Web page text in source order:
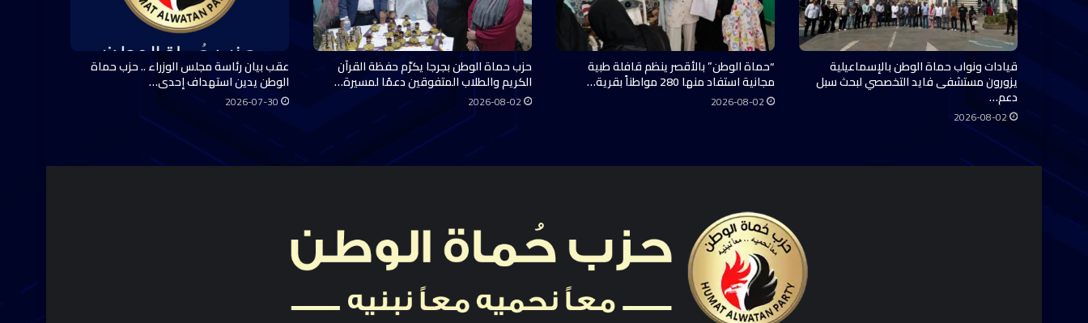
قيادات ونواب حماة الوطن بالإسماعيلية
يزورون مستشفى فايد التخصصي لبحث سبل
دعم…
2026-08-02
“حماة الوطن” بالأقصر ينظم قافلة طبية
مجانية استفاد منها 280 مواطناً بقرية…
2026-08-02
حزب حماة الوطن بجرجا يكرّم حفظة القرآن
الكريم والطلاب المتفوقين دعمًا لمسيرة…
2026-08-02
عقب بيان رئاسة مجلس الوزراء .. حزب حماة
الوطن يدين استهداف إحدى…
2026-07-30